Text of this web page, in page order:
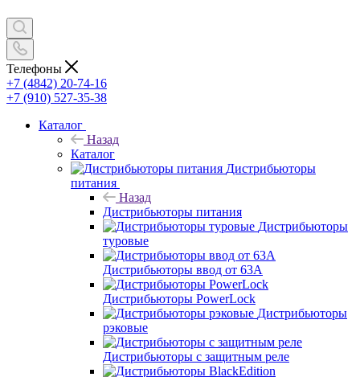
Телефоны
+7 (4842) 20-74-16
+7 (910) 527-35-38
Каталог
Назад
Каталог
Дистрибьюторы
питания
Назад
Дистрибьюторы питания
Дистрибьюторы
туровые
Дистрибьюторы ввод от 63A
Дистрибьюторы PowerLock
Дистрибьюторы
рэковые
Дистрибьюторы с защитным реле